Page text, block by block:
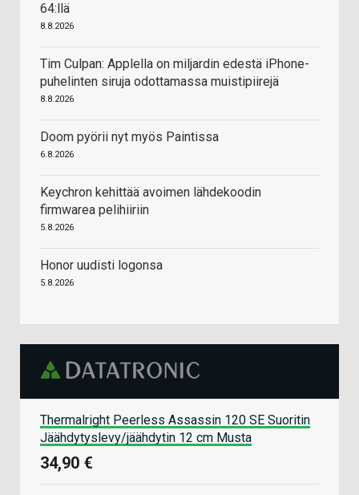
64:llä
8.8.2026
Tim Culpan: Applella on miljardin edestä iPhone-
puhelinten siruja odottamassa muistipiirejä
8.8.2026
Doom pyörii nyt myös Paintissa
6.8.2026
Keychron kehittää avoimen lähdekoodin
firmwarea pelihiiriin
5.8.2026
Honor uudisti logonsa
5.8.2026
Thermalright Peerless Assassin 120 SE Suoritin
Jäähdytyslevy/jäähdytin 12 cm Musta
34,90 €